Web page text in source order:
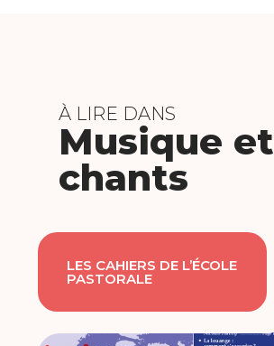
À LIRE DANS
Musique et
chants
LES CAHIERS DE L’ÉCOLE
PASTORALE